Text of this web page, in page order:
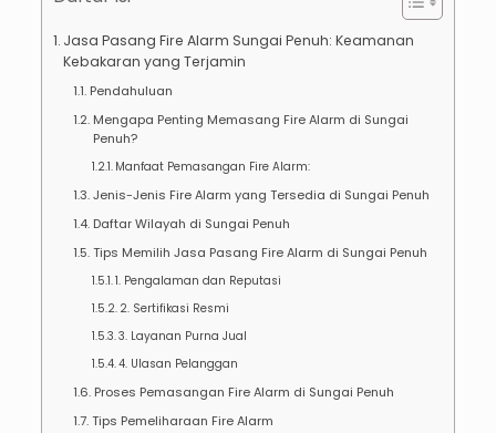
Jasa Pasang Fire Alarm Sungai Penuh: Keamanan
Kebakaran yang Terjamin
Pendahuluan
Mengapa Penting Memasang Fire Alarm di Sungai
Penuh?
Manfaat Pemasangan Fire Alarm:
Jenis-Jenis Fire Alarm yang Tersedia di Sungai Penuh
Daftar Wilayah di Sungai Penuh
Tips Memilih Jasa Pasang Fire Alarm di Sungai Penuh
1. Pengalaman dan Reputasi
2. Sertifikasi Resmi
3. Layanan Purna Jual
4. Ulasan Pelanggan
Proses Pemasangan Fire Alarm di Sungai Penuh
Tips Pemeliharaan Fire Alarm